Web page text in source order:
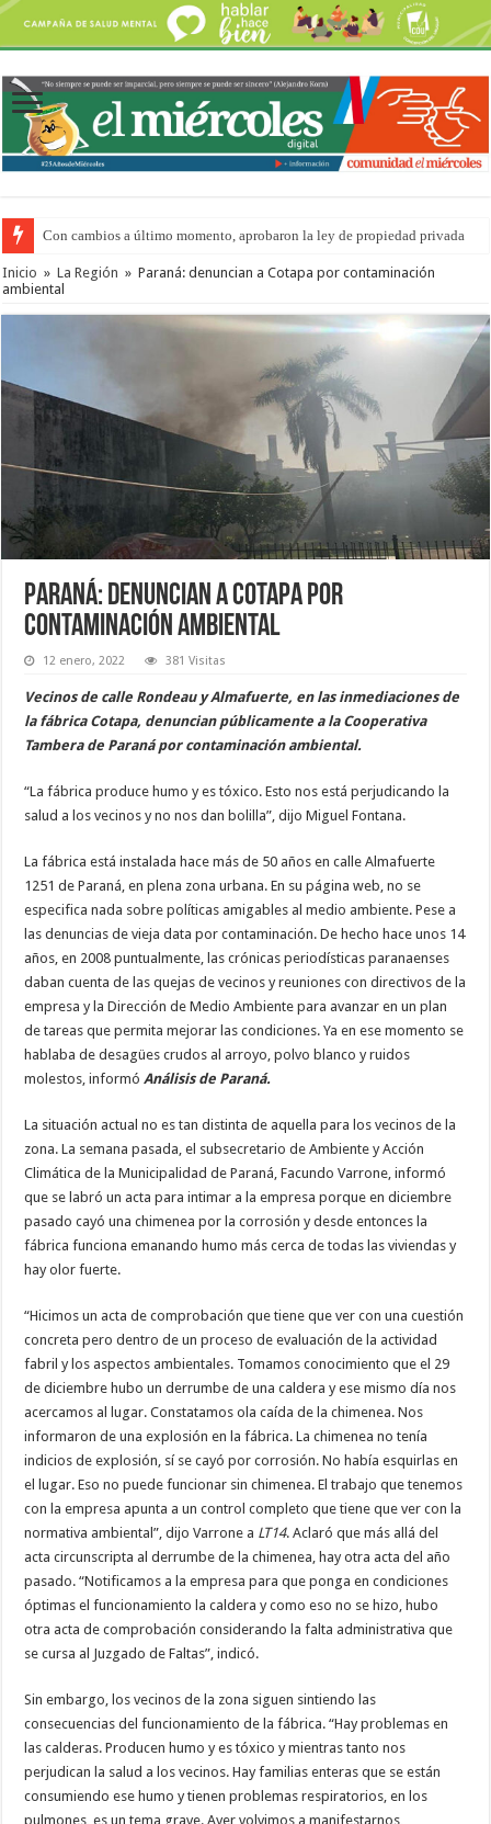
Con cambios a último momento, aprobaron la ley de propiedad privada
Adopción en Entre Ríos: el 35% de los 90 niños, niñas y adolescentes que
Inicio » La Región » Paraná: denuncian a Cotapa por contaminación
ambiental
Paraná: denuncian a Cotapa por
contaminación ambiental
12 enero, 2022 381 Visitas
Vecinos de calle Rondeau y Almafuerte, en las inmediaciones de
la fábrica Cotapa, denuncian públicamente a la Cooperativa
Tambera de Paraná por contaminación ambiental.
“La fábrica produce humo y es tóxico. Esto nos está perjudicando la
salud a los vecinos y no nos dan bolilla”, dijo Miguel Fontana.
La fábrica está instalada hace más de 50 años en calle Almafuerte
1251 de Paraná, en plena zona urbana. En su página web, no se
especifica nada sobre políticas amigables al medio ambiente. Pese a
las denuncias de vieja data por contaminación. De hecho hace unos 14
años, en 2008 puntualmente, las crónicas periodísticas paranaenses
daban cuenta de las quejas de vecinos y reuniones con directivos de la
empresa y la Dirección de Medio Ambiente para avanzar en un plan
de tareas que permita mejorar las condiciones. Ya en ese momento se
hablaba de desagües crudos al arroyo, polvo blanco y ruidos
molestos, informóAnálisis de Paraná.
La situación actual no es tan distinta de aquella para los vecinos de la
zona. La semana pasada, el subsecretario de Ambiente y Acción
Climática de la Municipalidad de Paraná, Facundo Varrone, informó
que se labró un acta para intimar a la empresa porque en diciembre
pasado cayó una chimenea por la corrosión y desde entonces la
fábrica funciona emanando humo más cerca de todas las viviendas y
hay olor fuerte.
“Hicimos un acta de comprobación que tiene que ver con una cuestión
concreta pero dentro de un proceso de evaluación de la actividad
fabril y los aspectos ambientales. Tomamos conocimiento que el 29
de diciembre hubo un derrumbe de una caldera y ese mismo día nos
acercamos al lugar. Constatamos ola caída de la chimenea. Nos
informaron de una explosión en la fábrica. La chimenea no tenía
indicios de explosión, sí se cayó por corrosión. No había esquirlas en
el lugar. Eso no puede funcionar sin chimenea. El trabajo que tenemos
con la empresa apunta a un control completo que tiene que ver con la
normativa ambiental”, dijo Varrone a LT14. Aclaró que más allá del
acta circunscripta al derrumbe de la chimenea, hay otra acta del año
pasado. “Notificamos a la empresa para que ponga en condiciones
óptimas el funcionamiento la caldera y como eso no se hizo, hubo
otra acta de comprobación considerando la falta administrativa que
se cursa al Juzgado de Faltas”, indicó.
Sin embargo, los vecinos de la zona siguen sintiendo las
consecuencias del funcionamiento de la fábrica. “Hay problemas en
las calderas. Producen humo y es tóxico y mientras tanto nos
perjudican la salud a los vecinos. Hay familias enteras que se están
consumiendo ese humo y tienen problemas respiratorios, en los
pulmones, es un tema grave. Ayer volvimos a manifestarnos,